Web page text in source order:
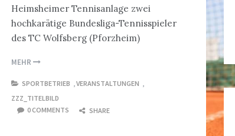
Heimsheimer Tennisanlage zwei
hochkarätige Bundesliga-Tennisspieler
des TC Wolfsberg (Pforzheim)
MEHR
SPORTBETRIEB VERANSTALTUNGEN
ZZZ_TITELBILD
0 COMMENTS
SHARE